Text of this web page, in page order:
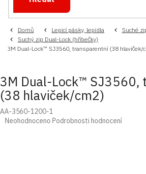
Domů Lepicí pásky, lepidla
Suché
Suchý zip Dual-Lock (hříbečky)
3M Dual-Lock™ SJ3560, transparentní (38 hlaviček/
3M Dual-Lock™ SJ3560,
(38 hlaviček/cm2)
AA-3560-1200-1
Průměrné
Neohodnoceno Podrobnosti hodnocení